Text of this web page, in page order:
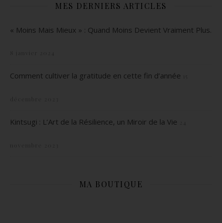
MES DERNIERS ARTICLES
« Moins Mais Mieux » : Quand Moins Devient Vraiment Plus.
Comment cultiver la gratitude en cette fin d’année
Kintsugi : L’Art de la Résilience, un Miroir de la Vie
MA BOUTIQUE